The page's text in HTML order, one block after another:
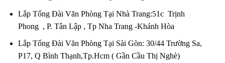
Lắp Tổng Đài Văn Phòng Tại Nhà Trang:51c Trịnh
Phong , P. Tân Lập , Tp Nha Trang -Khánh Hòa
Lắp Tổng Đài Văn Phòng Tại Sài Gòn: 30/44 Trường Sa,
P17, Q Bình Thạnh,Tp.Hcm ( Gần Cầu Thị Nghè)